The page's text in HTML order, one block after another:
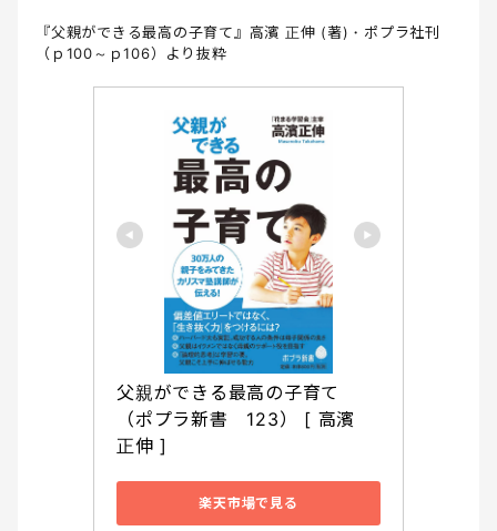
『父親ができる最高の子育て』高濱 正伸 (著)・ポプラ社刊
（ｐ100～ｐ106）より抜粋
父親ができる最高の子育て
（ポプラ新書　123） [ 高濱
正伸 ]
楽天市場で見る